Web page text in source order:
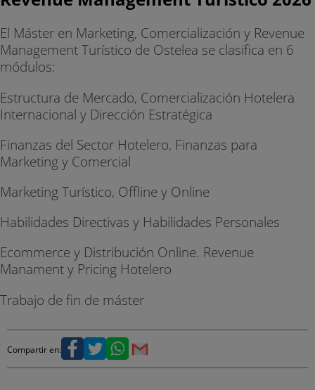
venta directa, tecnologías para la distribución,
bases de datos, sistemas de cobro, dispositivos
móviles, métricas y analíticas web.
Y la segunda asignatura es el revenue
management donde se trabaja la fijación de
precios, el forecasting, segmentación de clientes
así como las tácticas de pricing, overbookin,
upselling entre otras.
El Máster en Marketing, Comercialización y Revenue
Management Turístico de Ostelea se clasifica en 6
módulos:
Estructura de Mercado, Comercialización Hotelera
Internacional y Dirección Estratégica
Finanzas del Sector Hotelero, Finanzas para
Marketing y Comercial
Marketing Turístico, Offline y Online
Habilidades Directivas y Habilidades Personales
Ecommerce y Distribución Online. Revenue
Manament y Pricing Hotelero
Trabajo de fin de máster
Compartir en: